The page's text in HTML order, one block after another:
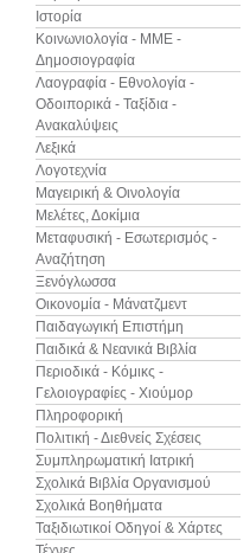
Ιστορία
Κοινωνιολογία - ΜΜΕ -
Δημοσιογραφία
Λαογραφία - Εθνολογία -
Οδοιπορικά - Ταξίδια -
Ανακαλύψεις
Λεξικά
Λογοτεχνία
Μαγειρική & Οινολογία
Μελέτες, Δοκίμια
Μεταφυσική - Εσωτερισμός -
Αναζήτηση
Ξενόγλωσσα
Οικονομία - Μάνατζμεντ
Παιδαγωγική Επιστήμη
Παιδικά & Νεανικά Βιβλία
Περιοδικά - Κόμικς -
Γελοιογραφίες - Χιούμορ
Πληροφορική
Πολιτική - Διεθνείς Σχέσεις
Συμπληρωματική Ιατρική
Σχολικά Βιβλία Οργανισμού
Σχολικά Βοηθήματα
Ταξιδιωτικοί Οδηγοί & Χάρτες